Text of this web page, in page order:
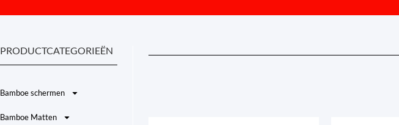
PRODUCTCATEGORIEËN
Bamboe schermen
Bamboe Matten